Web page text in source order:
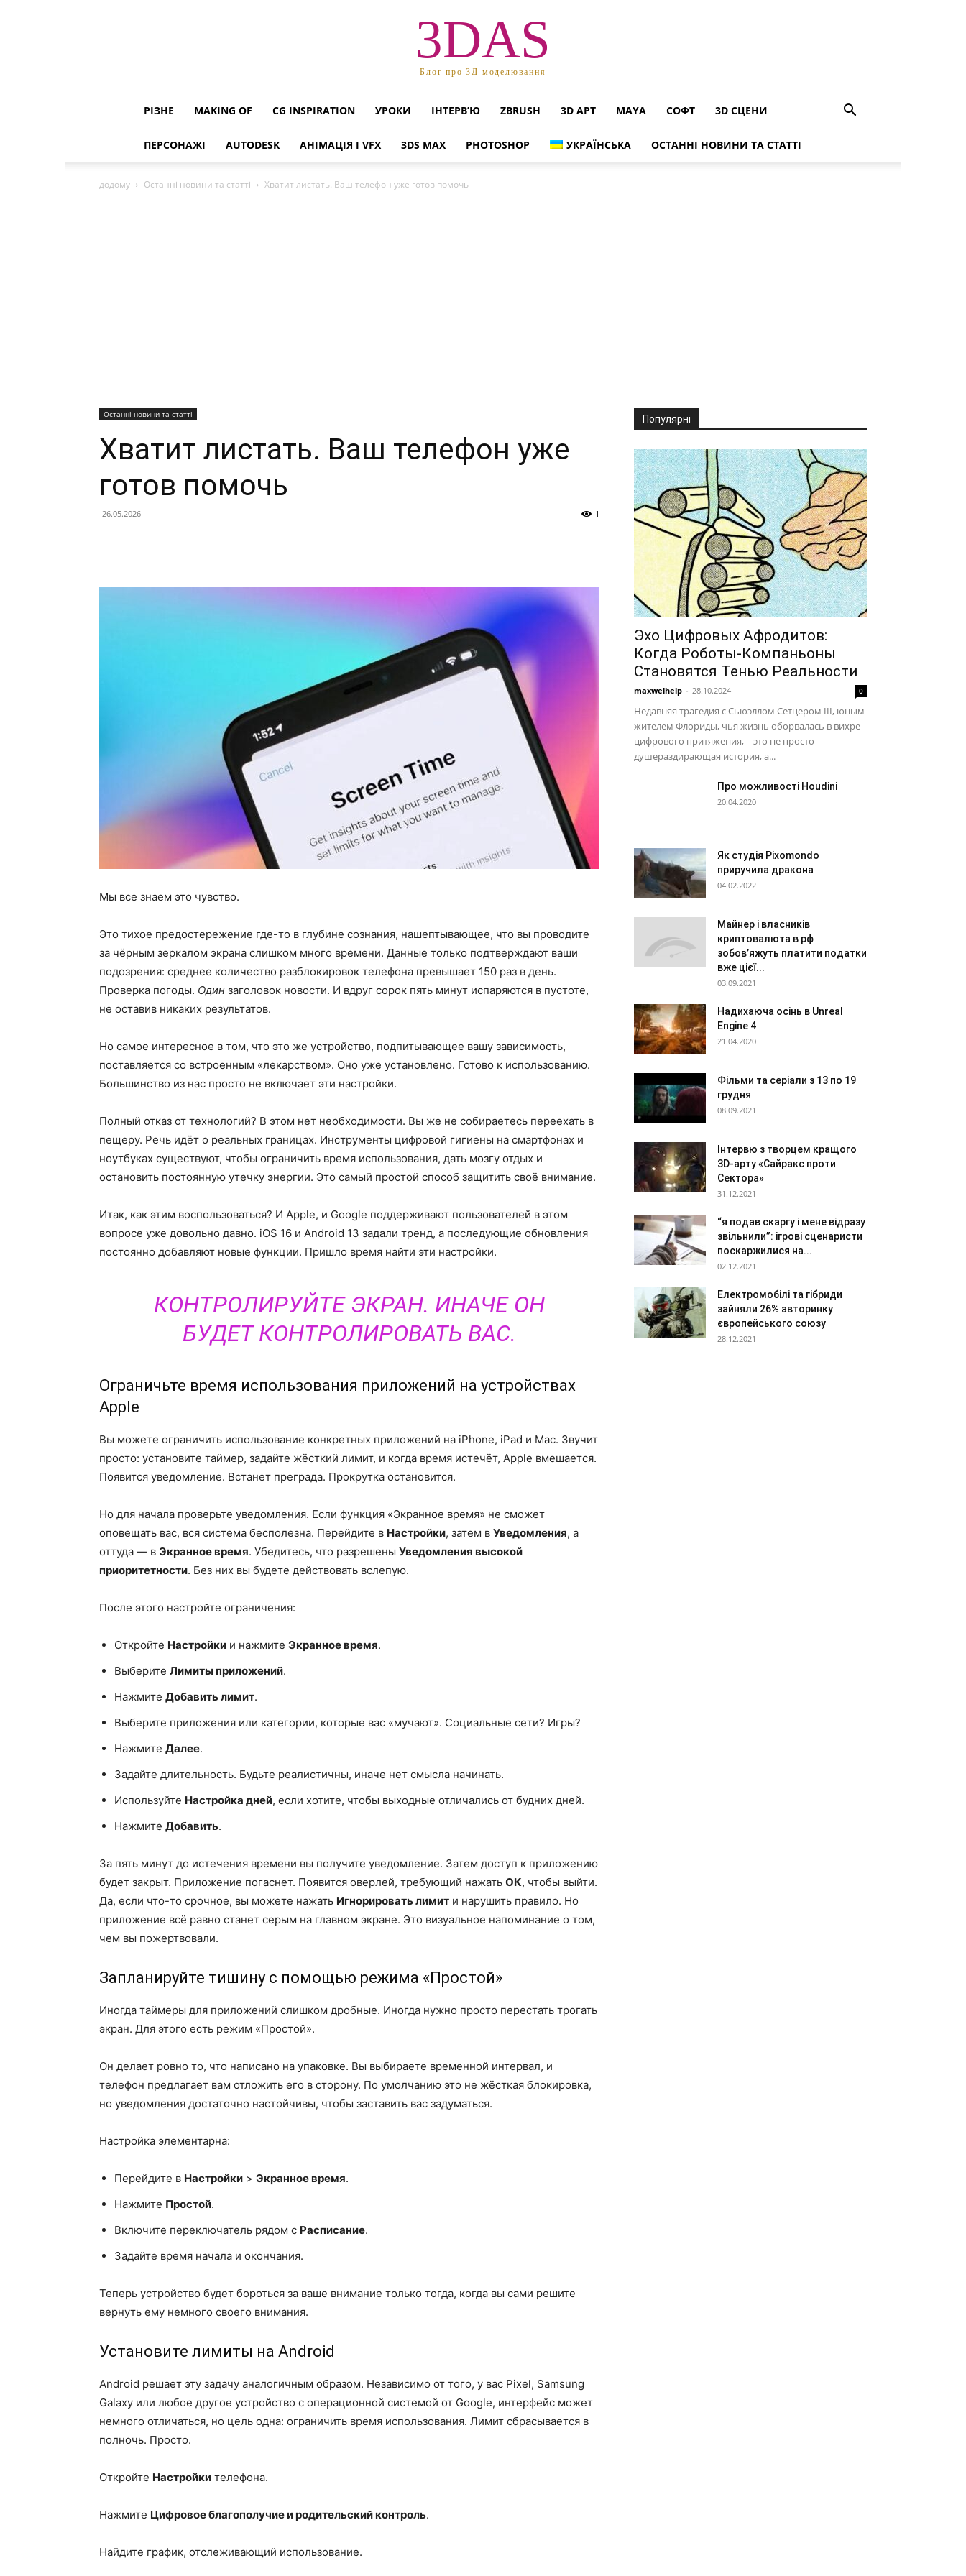
3DAS
Блог про 3Д моделювання
РІЗНЕ MAKING OF CG INSPIRATION УРОКИ ІНТЕРВ’Ю ZBRUSH 3D АРТ MAYA СОФТ 3D СЦЕНИ
ПЕРСОНАЖІ AUTODESK АНІМАЦІЯ І VFX 3DS MAX PHOTOSHOP УКРАЇНСЬКА ОСТАННІ НОВИНИ ТА СТАТТІ
додому Останні новини та статті Хватит листать. Ваш телефон уже готов помочь
Останні новини та статті
Хватит листать. Ваш телефон уже
готов помочь
26.05.2026 1
Мы все знаем это чувство.
Это тихое предостережение где-то в глубине сознания, нашептывающее, что вы проводите
за чёрным зеркалом экрана слишком много времени. Данные только подтверждают ваши
подозрения: среднее количество разблокировок телефона превышает 150 раз в день.
Проверка погоды. Один заголовок новости. И вдруг сорок пять минут испаряются в пустоте,
не оставив никаких результатов.
Но самое интересное в том, что это же устройство, подпитывающее вашу зависимость,
поставляется со встроенным «лекарством». Оно уже установлено. Готово к использованию.
Большинство из нас просто не включает эти настройки.
Полный отказ от технологий? В этом нет необходимости. Вы же не собираетесь переехать в
пещеру. Речь идёт о реальных границах. Инструменты цифровой гигиены на смартфонах и
ноутбуках существуют, чтобы ограничить время использования, дать мозгу отдых и
остановить постоянную утечку энергии. Это самый простой способ защитить своё внимание.
Итак, как этим воспользоваться? И Apple, и Google поддерживают пользователей в этом
вопросе уже довольно давно. iOS 16 и Android 13 задали тренд, а последующие обновления
постоянно добавляют новые функции. Пришло время найти эти настройки.
КОНТРОЛИРУЙТЕ ЭКРАН. ИНАЧЕ ОН
БУДЕТ КОНТРОЛИРОВАТЬ ВАС.
Ограничьте время использования приложений на устройствах
Apple
Вы можете ограничить использование конкретных приложений на iPhone, iPad и Mac. Звучит
просто: установите таймер, задайте жёсткий лимит, и когда время истечёт, Apple вмешается.
Появится уведомление. Встанет преграда. Прокрутка остановится.
Но для начала проверьте уведомления. Если функция «Экранное время» не сможет
оповещать вас, вся система бесполезна. Перейдите в Настройки, затем в Уведомления, а
оттуда — в Экранное время. Убедитесь, что разрешены Уведомления высокой
приоритетности. Без них вы будете действовать вслепую.
После этого настройте ограничения:
Откройте Настройки и нажмите Экранное время.
Выберите Лимиты приложений.
Нажмите Добавить лимит.
Выберите приложения или категории, которые вас «мучают». Социальные сети? Игры?
Нажмите Далее.
Задайте длительность. Будьте реалистичны, иначе нет смысла начинать.
Используйте Настройка дней, если хотите, чтобы выходные отличались от будних дней.
Нажмите Добавить.
За пять минут до истечения времени вы получите уведомление. Затем доступ к приложению
будет закрыт. Приложение погаснет. Появится оверлей, требующий нажать ОК, чтобы выйти.
Да, если что-то срочное, вы можете нажать Игнорировать лимит и нарушить правило. Но
приложение всё равно станет серым на главном экране. Это визуальное напоминание о том,
чем вы пожертвовали.
Запланируйте тишину с помощью режима «Простой»
Иногда таймеры для приложений слишком дробные. Иногда нужно просто перестать трогать
экран. Для этого есть режим «Простой».
Он делает ровно то, что написано на упаковке. Вы выбираете временной интервал, и
телефон предлагает вам отложить его в сторону. По умолчанию это не жёсткая блокировка,
но уведомления достаточно настойчивы, чтобы заставить вас задуматься.
Настройка элементарна:
Перейдите в Настройки > Экранное время.
Нажмите Простой.
Включите переключатель рядом с Расписание.
Задайте время начала и окончания.
Теперь устройство будет бороться за ваше внимание только тогда, когда вы сами решите
вернуть ему немного своего внимания.
Установите лимиты на Android
Android решает эту задачу аналогичным образом. Независимо от того, у вас Pixel, Samsung
Galaxy или любое другое устройство с операционной системой от Google, интерфейс может
немного отличаться, но цель одна: ограничить время использования. Лимит сбрасывается в
полночь. Просто.
Откройте Настройки телефона.
Нажмите Цифровое благополучие и родительский контроль.
Найдите график, отслеживающий использование.
Популярні
Эхо Цифровых Афродитов:
Когда Роботы-Компаньоны
Становятся Тенью Реальности
maxwelhelp - 28.10.2024 0
Недавняя трагедия с Сьюэллом Сетцером III, юным
жителем Флориды, чья жизнь оборвалась в вихре
цифрового притяжения, – это не просто
душераздирающая история, а...
Про можливості Houdini
20.04.2020
Як студія Pixomondo
приручила дракона
04.02.2022
Майнер і власників
криптовалюта в рф
зобов’яжуть платити податки
вже цієї...
03.09.2021
Надихаюча осінь в Unreal
Engine 4
21.04.2020
Фільми та серіали з 13 по 19
грудня
08.09.2021
Інтервю з творцем кращого
3D-арту «Сайракс проти
Сектора»
31.12.2021
“я подав скаргу і мене відразу
звільнили”: ігрові сценаристи
поскаржилися на...
02.12.2021
Електромобілі та гібриди
зайняли 26% авторинку
європейського союзу
28.12.2021